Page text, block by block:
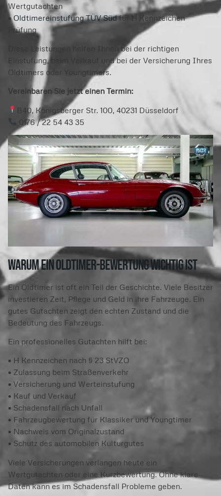
Wertgutachten
•Oldtimereinstufung TÜV Südfür H Kennzeichen
Prüfung
Diese Leistungen helfen Ihnen bei der richtigen
Einstufung, beim Verkauf und bei der Versicherung Ihres
Oldtimers oder Youngtimers.
Vereinbaren Sie jetzt einen Termin:
B40, Königsberger Str. 100, 40231 Düsseldorf
0176 / 22 54 43 35
Warum ein Oldtimer-Bewertung wichtig ist
Ein Oldtimer ist oft ein Teil der Geschichte. Viele Besitzer
investieren Zeit, Pflege und Geld in ihre Fahrzeuge. Ein
gutes Gutachten zeigt den echten Zustand und die
Bedeutung des Fahrzeugs.
Ein professionelles Gutachten hilft bei:
• H Kennzeichen nach § 23 StVZO
• Zulassung beim Straßenverkehr
• Versicherung und Werteinstufung
• Kauf und Verkauf
• Schadensfall nach Unfall
• Fahrzeugbewertung für Klassiker und Youngtimer
• Nachweis vom Originalzustand
• Schutz des automobilen Kulturgutes
Viele Versicherungen verlangen heute ein
Wertgutachten oder eine Kurzbewertung. Ohne klare
Daten kann es im Schadensfall Probleme geben.